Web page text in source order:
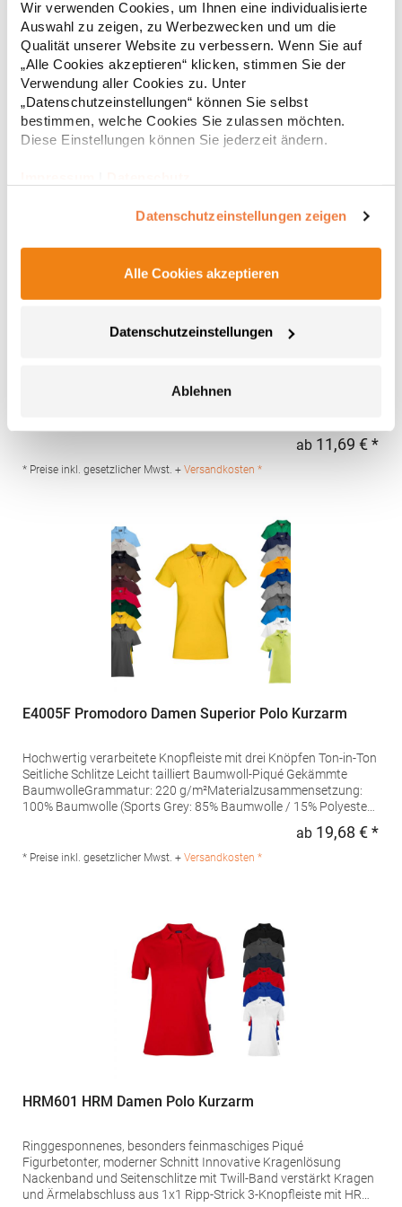
Wir verwenden Cookies, um Ihnen eine individualisierte
Auswahl zu zeigen, zu Werbezwecken und um die
Qualität unserer Website zu verbessern. Wenn Sie auf
„Alle Cookies akzeptieren“ klicken, stimmen Sie der
Verwendung aller Cookies zu. Unter
„Datenschutzeinstellungen“ können Sie selbst
bestimmen, welche Cookies Sie zulassen möchten.
Diese Einstellungen können Sie jederzeit ändern.
Datenschutzeinstellungen zeigen
Alle Cookies akzeptieren
Datenschutzeinstellungen
Ablehnen
Knopfleiste mit zwei Knöpfen Verstärkte Nahtabdeckung am
Kragen Seitenschlitze am Saum Herausreißbares
LabelPfegehinweis: 40 °C waschbarBügeln erlaubtGrammatur:
210 g/m²Materialzusammensetzung: 100% Baumwolle (Heather
Grey: 85% Baumwolle / 15% Viskose)Angaben zur
Produktsicherheit: Herst.-Nr.: PO6618Hersteller: GORFACTORY
S.A Ctra. Santomera / Abanilla Km 8.8 30620 Fortuna (Murcia)
Spanien E-Mail: info@gorfactory.es
ab 12,55 € *
* Preise inkl. gesetzlicher Mwst. + Versandkosten *
AQ020 Asquith & Fox Damen klassisches Polo
längerem Saum hinten und seitlichen SchlitzenPfegehinweis: 30
Grey: 85% Baumwolle / 15% Viskose)Angaben zur
Naas Road Bus. Park Naas Road Dublin D12 ER80 ROI Irland E-
ab 11,69 € *
* Preise inkl. gesetzlicher Mwst. + Versandkosten *
E4005F Promodoro Damen Superior Polo Kurzarm
Hochwertig verarbeitete Knopfleiste mit drei Knöpfen Ton-in-Ton
Seitliche Schlitze Leicht tailliert Baumwoll-Piqué Gekämmte
BaumwolleGrammatur: 220 g/m²Materialzusammensetzung:
100% Baumwolle (Sports Grey: 85% Baumwolle / 15% Polyester),
Produktsicherheit: Herst.-Nr.: 4005FHersteller: Promodoro
Fashion GmbH Am Gatherhof 57 40472 Düsseldorf Deutschland
ab 19,68 € *
* Preise inkl. gesetzlicher Mwst. + Versandkosten *
HRM601 HRM Damen Polo Kurzarm
Ringgesponnenes, besonders feinmaschiges Piqué
Figurbetonter, moderner Schnitt Innovative Kragenlösung
Nackenband und Seitenschlitze mit Twill-Band verstärkt Kragen
und Ärmelabschluss aus 1x1 Ripp-Strick 3-Knopfleiste mit HRM-